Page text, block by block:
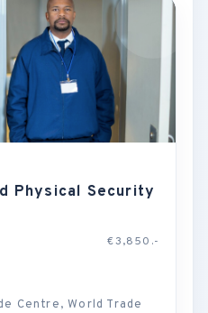
Physical Security
€3,850.-
Centre, World Trade